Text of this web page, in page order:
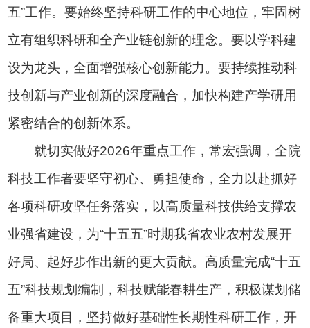
五”工作。要始终坚持科研工作的中心地位，牢固树
立有组织科研和全产业链创新的理念。要以学科建
设为龙头，全面增强核心创新能力。要持续推动科
技创新与产业创新的深度融合，加快构建产学研用
紧密结合的创新体系。
就切实做好2026年重点工作，常宏强调，全院
科技工作者要坚守初心、勇担使命，全力以赴抓好
各项科研攻坚任务落实，以高质量科技供给支撑农
业强省建设，为“十五五”时期我省农业农村发展开
好局、起好步作出新的更大贡献。高质量完成“十五
五”科技规划编制，科技赋能春耕生产，积极谋划储
备重大项目，坚持做好基础性长期性科研工作，开